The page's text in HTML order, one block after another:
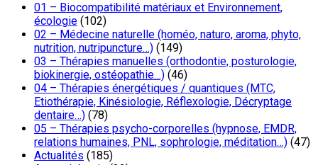
01 – Biocompatibilité matériaux et Environnement,
écologie (102)
02 – Médecine naturelle (homéo, naturo, aroma, phyto,
nutrition, nutripuncture…) (149)
03 – Thérapies manuelles (orthodontie, posturologie,
biokinergie, ostéopathie…) (46)
04 – Thérapies énergétiques / quantiques (MTC,
Etiothérapie, Kinésiologie, Réflexologie, Décryptage
dentaire…) (78)
05 – Thérapies psycho-corporelles (hypnose, EMDR,
relations humaines, PNL, sophrologie, méditation…) (47)
Actualités (185)